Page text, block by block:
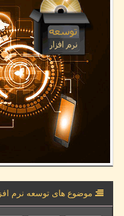
موضوع های توسعه نرم